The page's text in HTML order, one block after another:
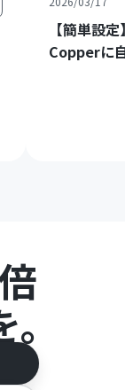
【簡単設
Copperに